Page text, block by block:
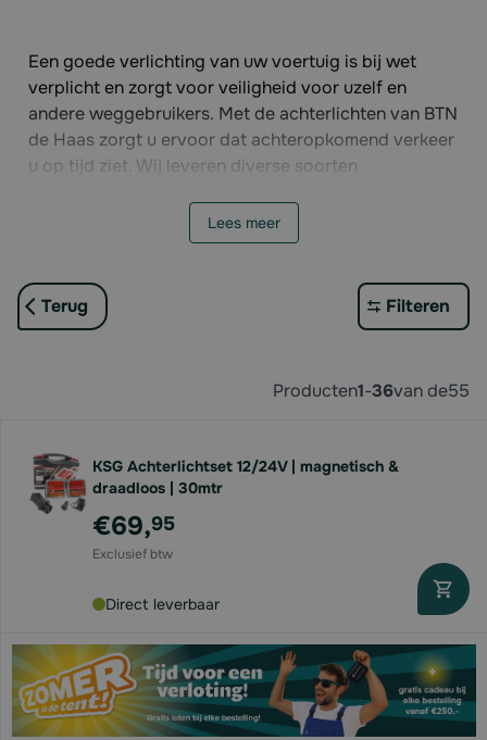
Een goede verlichting van uw voertuig is bij wet
verplicht en zorgt voor veiligheid voor uzelf en
andere weggebruikers. Met de achterlichten van BTN
de Haas zorgt u ervoor dat achteropkomend verkeer
u op tijd ziet. Wij leveren diverse soorten
onder andere kentekenverlichting en een complete
verlichtingsbalk. Bekijk direct alle lampen in ons
Lees meer
Terug Filteren
Producten1-36van de55
KSG Achterlichtset 12/24V | magnetisch &
draadloos | 30mtr
€69,95
Direct leverbaar